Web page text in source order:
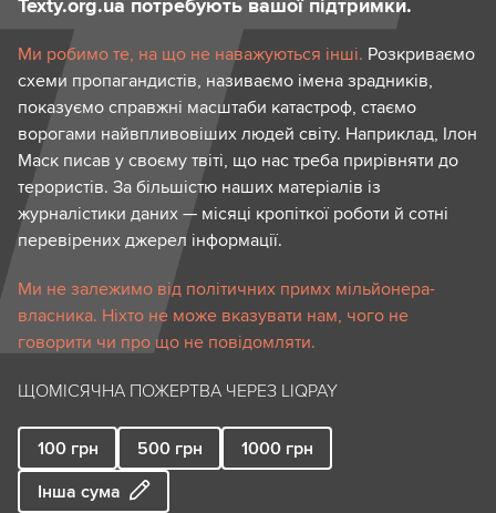
Texty.org.ua потребують вашої підтримки.
Ми робимо те, на що не наважуються інші. Розкриваємо
схеми пропагандистів, називаємо імена зрадників,
показуємо справжні масштаби катастроф, стаємо
ворогами найвпливовіших людей світу. Наприклад, Ілон
Маск писав у своєму твіті, що нас треба прирівняти до
терористів. За більшістю наших матеріалів із
журналістики даних — місяці кропіткої роботи й сотні
перевірених джерел інформації.
Ми не залежимо від політичних примх мільйонера-
власника. Ніхто не може вказувати нам, чого не
говорити чи про що не повідомляти.
ЩОМІСЯЧНА ПОЖЕРТВА ЧЕРЕЗ LIQPAY
100 грн 500 грн 1000 грн
Інша сума